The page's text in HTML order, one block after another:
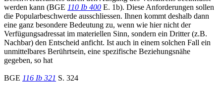
werden kann (BGE 110 Ib 400 E. 1b). Diese Anforderungen sollen
die Popularbeschwerde ausschliessen. Ihnen kommt deshalb dann
eine ganz besondere Bedeutung zu, wenn wie hier nicht der
Verfügungsadressat im materiellen Sinn, sondern ein Dritter (z.B.
Nachbar) den Entscheid anficht. Ist auch in einem solchen Fall ein
unmittelbares Berührtsein, eine spezifische Beziehungsnähe
gegeben, so hat
BGE 116 Ib 321 S. 324